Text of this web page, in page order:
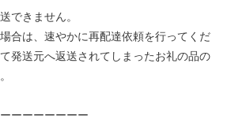
できません。
合は、速やかに再配達依頼を行ってくだ
発送元へ返送されてしまったお礼の品の
ーーーーーーー